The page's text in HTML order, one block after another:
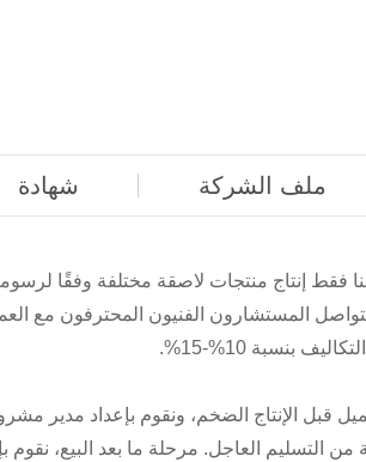
ملف الشركة شهادة
فقط إنتاج منتجات لاصقة مختلفة وفقًا
المستشارون الفنيون المحترفون مع
بنسبة 10%-15%.
قبل الإنتاج الضخم، ونقوم بإعداد مدير